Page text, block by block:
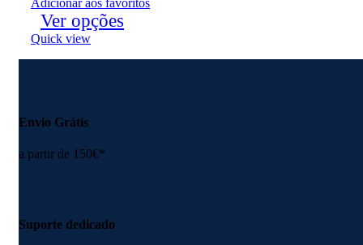
Ver opções
Quick view
Envio Grátis
a partir de 150€*
Suporte dedicado